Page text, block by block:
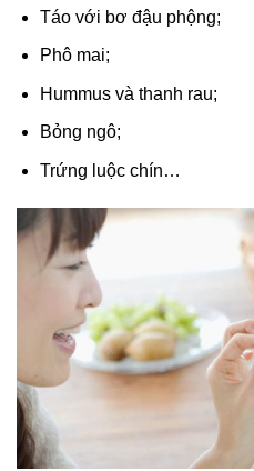
Táo với bơ đậu phộng;
Phô mai;
Hummus và thanh rau;
Bỏng ngô;
Trứng luộc chín…